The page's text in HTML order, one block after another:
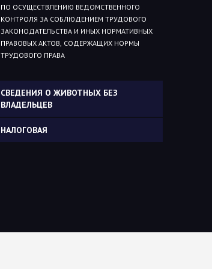
ПО ОСУЩЕСТВЛЕНИЮ ВЕДОМСТВЕННОГО
КОНТРОЛЯ ЗА СОБЛЮДЕНИЕМ ТРУДОВОГО
ЗАКОНОДАТЕЛЬСТВА И ИНЫХ НОРМАТИВНЫХ
ПРАВОВЫХ АКТОВ, СОДЕРЖАЩИХ НОРМЫ
ТРУДОВОГО ПРАВА
СВЕДЕНИЯ О ЖИВОТНЫХ БЕЗ
ВЛАДЕЛЬЦЕВ
НАЛОГОВАЯ